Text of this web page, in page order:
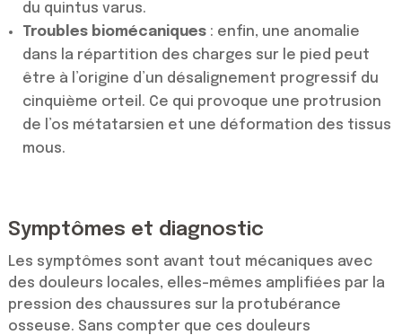
du quintus varus.
Troubles biomécaniques: enfin, une anomalie
dans la répartition des charges sur le pied peut
être à l’origine d’un désalignement progressif du
cinquième orteil. Ce qui provoque une protrusion
de l’os métatarsien et une déformation des tissus
mous.
Symptômes et diagnostic
Les symptômes sont avant tout mécaniques avec
des douleurs locales, elles-mêmes amplifiées par la
pression des chaussures sur la protubérance
osseuse. Sans compter que ces douleurs